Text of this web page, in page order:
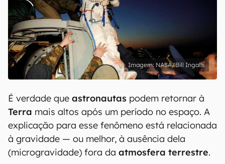
NASA/Bill Ingalls
É verdade que astronautas podem retornar à
Terra mais altos após um período no espaço. A
explicação para esse fenômeno está relacionada
à gravidade — ou melhor, à ausência dela
(microgravidade) fora da atmosfera terrestre.